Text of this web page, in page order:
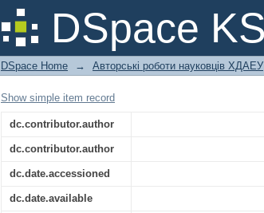
DSpace
ХАРАКТЕРИСТИКА
ПЕРІОД 2024 РОКУ:
DSpace Home → Авторські роботи науковців ХДАЕУ
Show simple item record
dc.contributor.author
dc.contributor.author
dc.date.accessioned
dc.date.available